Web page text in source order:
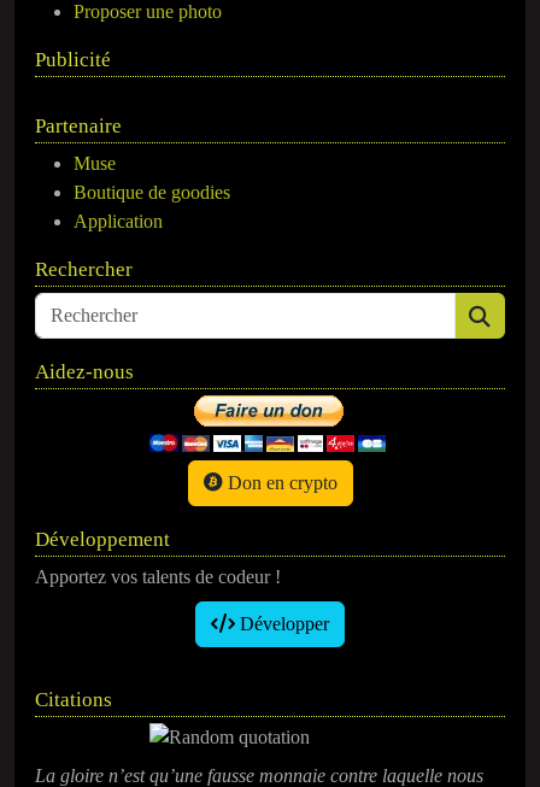
Proposer une photo
Publicité
Partenaire
Muse
Boutique de goodies
Application
Rechercher
Aidez-nous
Don en crypto
Développement
Apportez vos talents de codeur !
Développer
Citations
La gloire n’est qu’une fausse monnaie contre laquelle nous